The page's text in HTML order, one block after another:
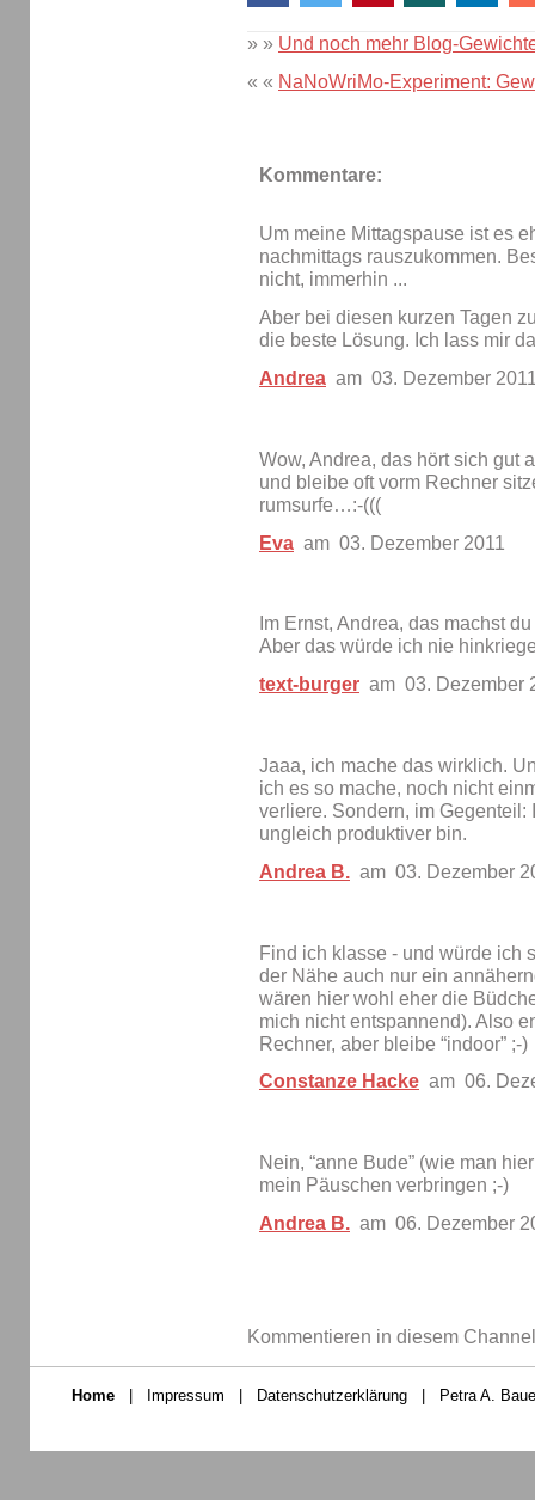
» » Und noch mehr Blog-
« « NaNoWriMo-Experiment:
Kommentare:
Um meine Mittagspause ist es
nachmittags rauszukommen.
nicht, immerhin ...
Aber bei diesen kurzen Tagen
die beste Lösung. Ich lass mir
Andrea am 03. Dezember
Wow, Andrea, das hört sich gut
und bleibe oft vorm Rechner
rumsurfe…:-(((
Eva am 03. Dezember 2011
Im Ernst, Andrea, das machst
Aber das würde ich nie
text-burger am 03. Dezember
Jaaa, ich mache das wirklich.
ich es so mache, noch nicht
verliere. Sondern, im
ungleich produktiver bin.
Andrea B. am 03. Dezember
Find ich klasse - und würde ich
der Nähe auch nur ein
wären hier wohl eher die
mich nicht entspannend). Also
Rechner, aber bleibe “indoor” ;-)
Constanze Hacke am 06.
Nein, “anne Bude” (wie man
mein Päuschen verbringen ;-)
Andrea B. am 06. Dezember
Kommentieren in diesem
Home Impressum Datenschutzerklärung Petra A.